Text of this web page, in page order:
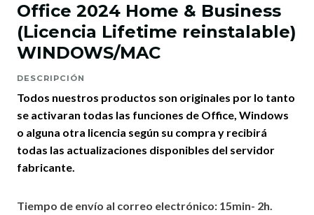
Office 2024 Home & Business
(Licencia Lifetime reinstalable)
WINDOWS/MAC
DESCRIPCIÓN
Todos nuestros productos son originales por lo tanto
se activaran todas las funciones de Office, Windows
o alguna otra licencia según su compra y recibirá
todas las actualizaciones disponibles del servidor
fabricante.
Tiempo de envío al correo electrónico: 15min- 2h.